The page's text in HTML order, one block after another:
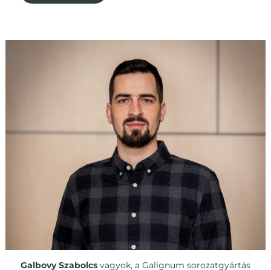
Galbovy Szabolcs vagyok, a Galignum sorozatgyártás